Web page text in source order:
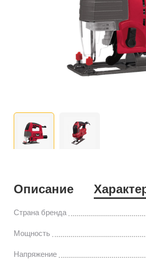
Описание
Страна бренда
Мощность
Напряжение